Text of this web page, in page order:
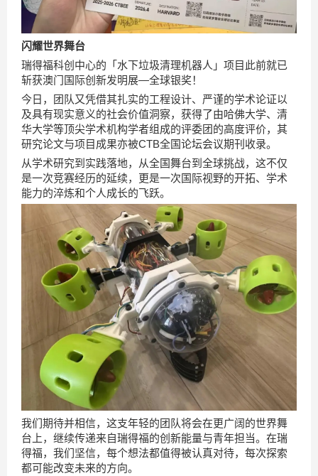
闪耀世界舞台
瑞得福科创中心的「水下垃圾清理机器人」项目此前就已
斩获澳门国际创新发明展—全球银奖！
今日，团队又凭借其扎实的工程设计、严谨的学术论证以
及具有现实意义的社会价值洞察，获得了由哈佛大学、清
华大学等顶尖学术机构学者组成的评委团的高度评价，其
研究论文与项目成果亦被CTB全国论坛会议期刊收录。
从学术研究到实践落地，从全国舞台到全球挑战，这不仅
是一次竞赛经历的延续，更是一次国际视野的开拓、学术
能力的淬炼和个人成长的飞跃。
我们期待并相信，这支年轻的团队将会在更广阔的世界舞
台上，继续传递来自瑞得福的创新能量与青年担当。在瑞
得福，我们坚信，每个想法都值得被认真对待，每次探索
都可能改变未来的方向。